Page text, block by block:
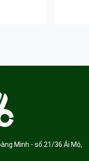
Minh - số 21/36 Ái Mộ,